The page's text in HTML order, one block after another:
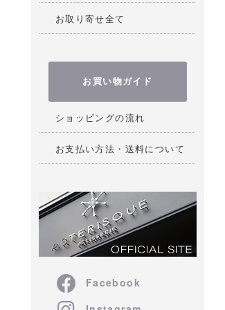
お取り寄せ全て
お買い物ガイド
ショッピングの流れ
お支払い方法・送料について
Facebook